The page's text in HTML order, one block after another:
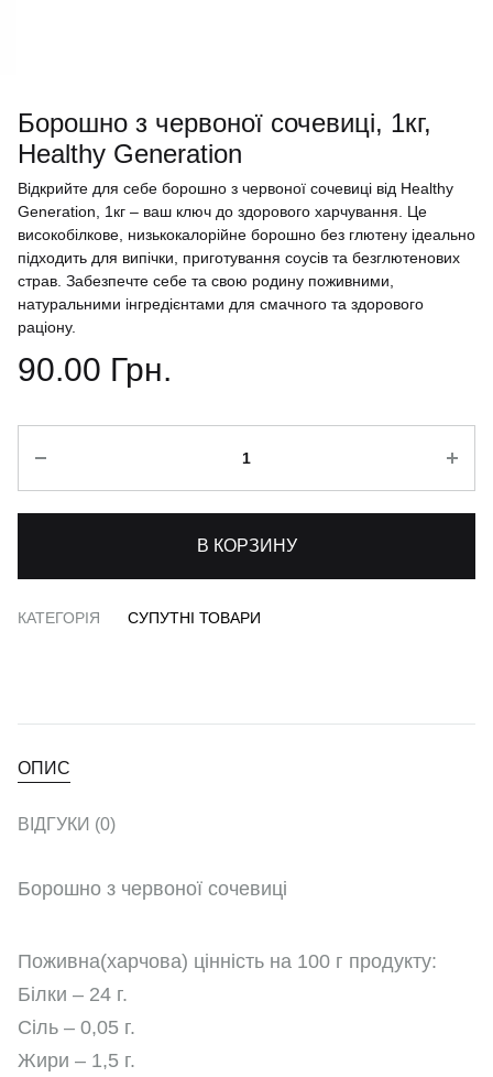
Борошно з червоної сочевиці, 1кг,
Healthy Generation
Відкрийте для себе борошно з червоної сочевиці від Healthy
Generation, 1кг – ваш ключ до здорового харчування. Це
високобілкове, низькокалорійне борошно без глютену ідеально
підходить для випічки, приготування соусів та безглютенових
страв. Забезпечте себе та свою родину поживними,
натуральними інгредієнтами для смачного та здорового
раціону.
90.00 Грн.
В КОРЗИНУ
КАТЕГОРІЯ СУПУТНІ ТОВАРИ
ОПИС
ВІДГУКИ (0)
Борошно з червоної сочевиці
Поживна(харчова) цінність на 100 г продукту:
Білки – 24 г.
Сіль – 0,05 г.
Жири – 1,5 г.